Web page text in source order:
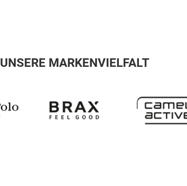
UNSERE MARKENVIELFALT